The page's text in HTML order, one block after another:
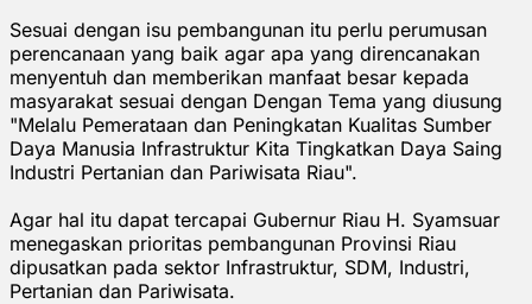
Sesuai dengan isu pembangunan itu perlu perumusan
perencanaan yang baik agar apa yang direncanakan
menyentuh dan memberikan manfaat besar kepada
masyarakat sesuai dengan Dengan Tema yang diusung
"Melalu Pemerataan dan Peningkatan Kualitas Sumber
Daya Manusia Infrastruktur Kita Tingkatkan Daya Saing
Industri Pertanian dan Pariwisata Riau".
Agar hal itu dapat tercapai Gubernur Riau H. Syamsuar
menegaskan prioritas pembangunan Provinsi Riau
dipusatkan pada sektor Infrastruktur, SDM, Industri,
Pertanian dan Pariwisata.